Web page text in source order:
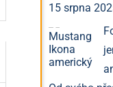
15 srpna